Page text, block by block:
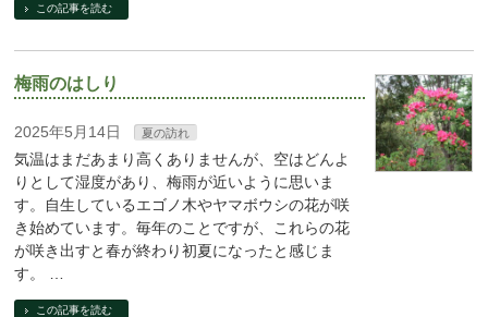
この記事を読む
梅雨のはしり
2025年5月14日 夏の訪れ
気温はまだあまり高くありませんが、空はどんよ
りとして湿度があり、梅雨が近いように思いま
す。自生しているエゴノ木やヤマボウシの花が咲
き始めています。毎年のことですが、これらの花
が咲き出すと春が終わり初夏になったと感じま
す。 …
この記事を読む